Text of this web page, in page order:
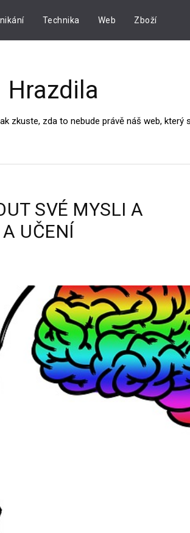
Technika Web Zboží
Hrazdila
zkuste, zda to nebude právě náš web,
SVÉ MYSLI A
UČENÍ